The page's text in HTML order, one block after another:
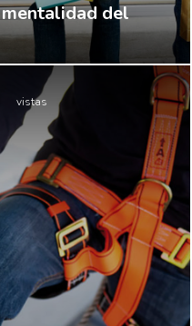
del
vistas